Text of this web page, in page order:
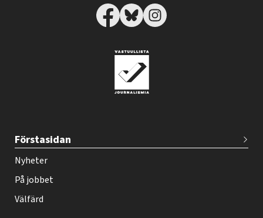
e
h
y
-
Förstasidan
Nyheter
På jobbet
Välfärd